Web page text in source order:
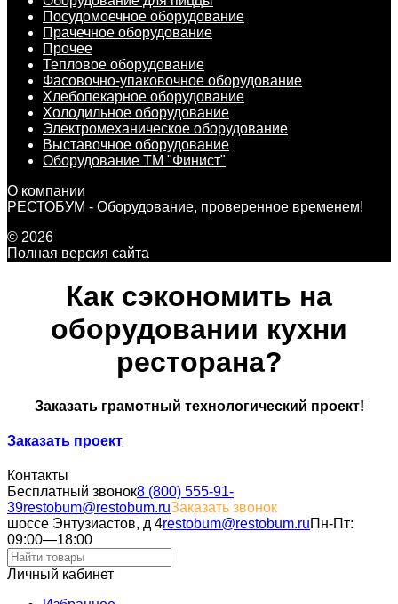
Посудомоечное оборудование
Прачечное оборудование
Прочее
Тепловое оборудование
Фасовочно-упаковочное оборудование
Хлебопекарное оборудование
Холодильное оборудование
Электромеханическое оборудование
Выставочное оборудование
Оборудование ТМ "Финист"
О компании
РЕСТОБУМ - Оборудование, проверенное временем!
© 2026
Полная версия сайта
Как сэкономить на
оборудовании кухни
ресторана?
Заказать грамотный технологический проект!
Заказать проект
Контакты
Бесплатный звонок8 (800) 555-91-
39restobum@restobum.ruЗаказать звонок
шоссе Энтузиастов, д 4restobum@restobum.ruПн-Пт:
09:00—18:00
Личный кабинет